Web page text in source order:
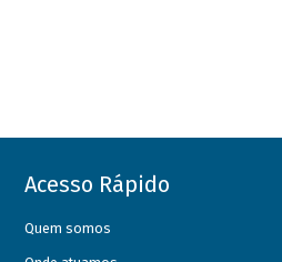
Acesso Rápido
Quem somos